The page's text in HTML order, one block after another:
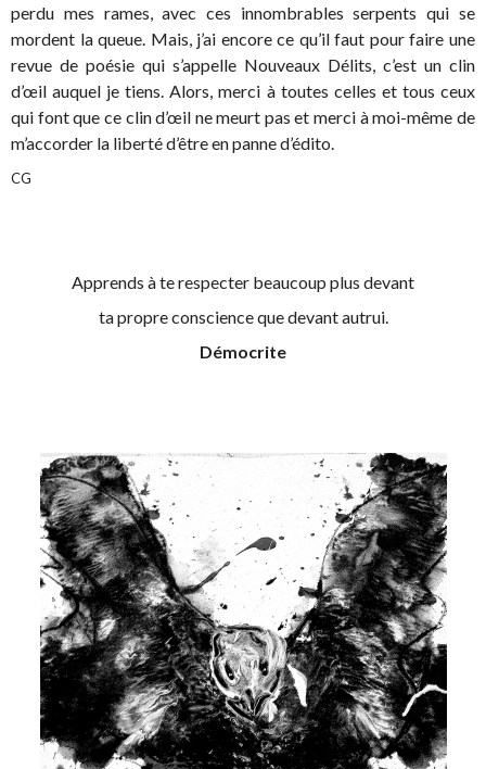
perdu mes rames, avec ces innombrables serpents qui se
mordent la queue. Mais, j’ai encore ce qu’il faut pour faire une
revue de poésie qui s’appelle Nouveaux Délits, c’est un clin
d’œil auquel je tiens. Alors, merci à toutes celles et tous ceux
qui font que ce clin d’œil ne meurt pas et merci à moi-même de
m’accorder la liberté d’être en panne d’édito.
CG
Apprends à te respecter beaucoup plus devant
ta propre conscience que devant autrui.
Démocrite